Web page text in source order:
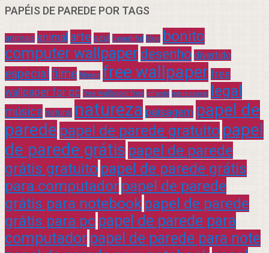
PAPÉIS DE PAREDE POR TAGS
animais animal arte azul beautiful blue bonito
computer wallpaper desenho divertido
especial filme filmes free wallpaper free
wallpaper for pc free wallpaper free infantil interessante legal
música natural natureza paisagem papel de
parede papel de parede gratuito papel
de parede grátis papel de parede
grátis gratuito papel de parede grátis
para computador papel de parede
grátis para notebook papel de parede
grátis para pc papel de parede para
computador papel de parede para note